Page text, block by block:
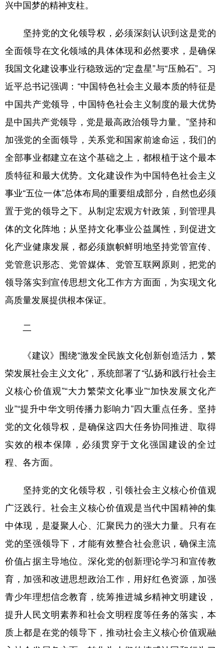
兴中国梦的精神支柱。
坚持党的文化领导权，必须深刻认识到这是党的
全面领导在文化领域的具体体现和必然要求，是确保
我国文化建设事业行稳致远的“定盘星”与“压舱石”。习
近平总书记强调：“中国特色社会主义最本质的特征是
中国共产党领导，中国特色社会主义制度的最大优势
是中国共产党领导，党是最高政治领导力量。”坚持和
加强党的全面领导，关系党和国家前途命运，我们的
全部事业都建立在这个基础之上，都根植于这个最本
质特征和最大优势。文化建设作为中国特色社会主义
事业“五位一体”总体布局的重要组成部分，自然也必须
置于党的领导之下。从制定宏观方针政策，到管理具
体的文化阵地；从坚持文化事业公益属性，到促进文
化产业健康发展，都必须旗帜鲜明地坚持党管宣传、
党管意识形态、党管媒体、党管互联网原则，把党的
领导落实到宣传思想文化工作方方面面，为实现文化
高质量发展提供根本保证。
二
《建议》围绕“激发全民族文化创新创造活力，繁
荣发展社会主义文化”，系统部署了“弘扬和践行社会主
义核心价值观”“大力繁荣文化事业”“加快发展文化产
业”“提升中华文明传播力影响力”四大重点任务。坚持
党的文化领导权，是确保这四大任务协同推进、取得
实效的根本保障，必须贯穿于文化强国建设的全过
程、各方面。
坚持党的文化领导权，引领社会主义核心价值观
广泛践行。社会主义核心价值观是当代中国精神的集
中体现，是凝聚人心、汇聚民力的强大力量。只有在
党的坚强领导下，才能有效整合社会意识，确保主流
价值占据主导地位。深化党的创新理论学习和宣传教
育，加强和改进思想政治工作，用好红色资源，加强
青少年理想信念教育，统筹推进城乡精神文明建设，
提升人民文明素养和社会文明程度等任务的落实，本
质上都是在党的领导下，推动社会主义核心价值观融